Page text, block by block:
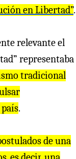
en Libertad”.
relevante el
representaba
tradicional
r
país.
de una